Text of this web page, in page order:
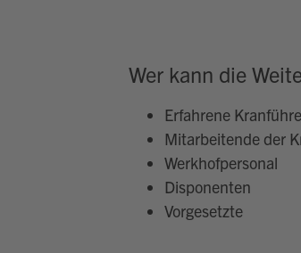
Wer kann die
Erfahrene
Mitarbeitende der
Werkhofpersonal
Disponenten
Vorgesetzte